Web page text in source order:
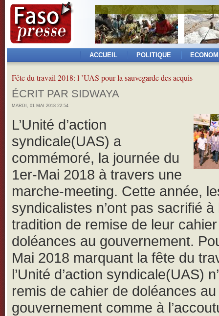
ACCUEIL POLITIQUE
Fête du travail 2018: l ’UAS pour la sauvegarde des acquis
ÉCRIT PAR SIDWAYA
MARDI, 01 MAI 2018 22:54
L’Unité d’action
syndicale(UAS) a
commémoré, la journée du
1er-Mai 2018 à travers une
marche-meeting. Cette année,
syndicalistes n’ont pas sacrifié à
tradition de remise de leur
doléances au gouvernement.
Mai 2018 marquant la fête du
l’Unité d’action syndicale(UAS)
remis de cahier de doléances au
gouvernement comme à